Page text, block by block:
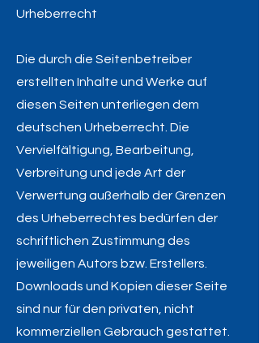
Urheberrecht
Die durch die Seitenbetreiber
erstellten Inhalte und Werke auf
diesen Seiten unterliegen dem
deutschen Urheberrecht. Die
Vervielfältigung, Bearbeitung,
Verbreitung und jede Art der
Verwertung außerhalb der Grenzen
des Urheberrechtes bedürfen der
schriftlichen Zustimmung des
jeweiligen Autors bzw. Erstellers.
Downloads und Kopien dieser Seite
sind nur für den privaten, nicht
kommerziellen Gebrauch gestattet.